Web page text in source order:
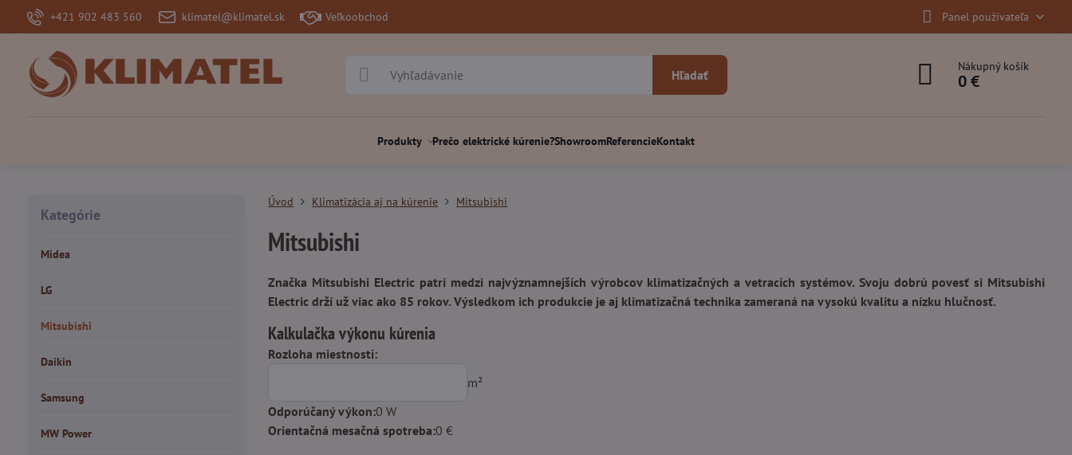
+421 902 483 560 klimatel@klimatel.sk Veľkoobchod Panel používateľa
Hľadať
Nákupný košík
0 €
Produkty Prečo elektrické kúrenie?ShowroomReferencieKontakt
Úvod Klimatizácia aj na kúrenie Mitsubishi
Mitsubishi
Značka Mitsubishi Electric patrí medzi najvýznamnejších výrobcov klimatizačných a vetracích systémov. Svoju dobrú povesť si Mitsubishi
Electric drží už viac ako 85 rokov. Výsledkom ich produkcie je aj klimatizačná technika zameraná na vysokú kvalitu a nízku hlučnosť.
Kalkulačka výkonu kúrenia
Rozloha miestnosti:
m²
Odporúčaný výkon:0 W
Orientačná mesačná spotreba:0 €
Kategórie
Midea
LG
Mitsubishi
Daikin
Samsung
MW Power